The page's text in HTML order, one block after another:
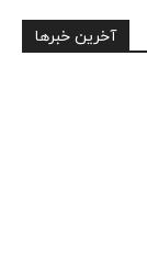
آخرین خبرها